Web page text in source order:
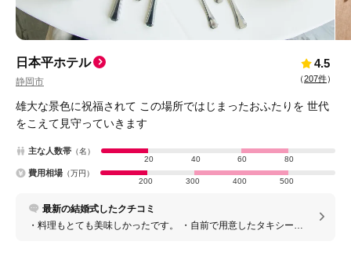
日本平ホテル
静岡市
4.5
（207件）
雄大な景色に祝福されて この場所ではじまったおふたりを 世代
をこえて見守っていきます
主な人数帯 （名）
20
40 60 80
費用相場 （万円）
200
300 400 500
最新の結婚式したクチコミ
・料理もとても美味しかったです。 ・自前で用意したタキシード